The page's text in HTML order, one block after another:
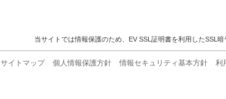
当サイトでは情報保護のため、EV SSL証明書を利用したSSL暗
サイトマップ 個人情報保護方針 情報セキュリティ基本方針
利